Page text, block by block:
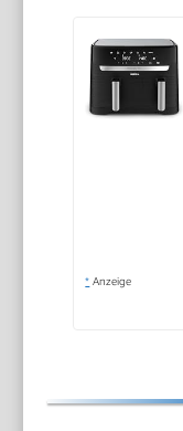
* Anzeige